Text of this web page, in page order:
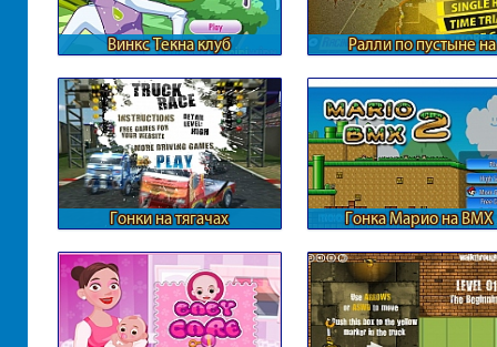
Винкс Текна клуб
Ралли по пустыне на
Гонки на тягачах Гонка Марио на BMX